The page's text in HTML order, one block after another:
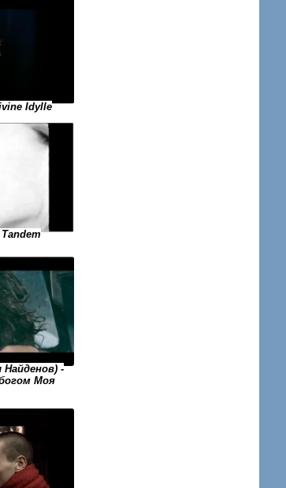
Idylle
Найденов) -
Моя